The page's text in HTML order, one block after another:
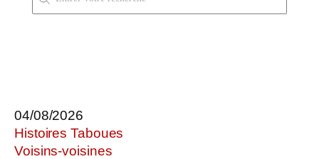
04/08/2026
Histoires Taboues
Voisins-voisines